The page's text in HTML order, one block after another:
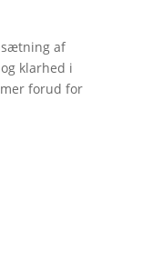
af
klarhed i
forud for